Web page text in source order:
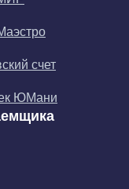
счет
ЮМани